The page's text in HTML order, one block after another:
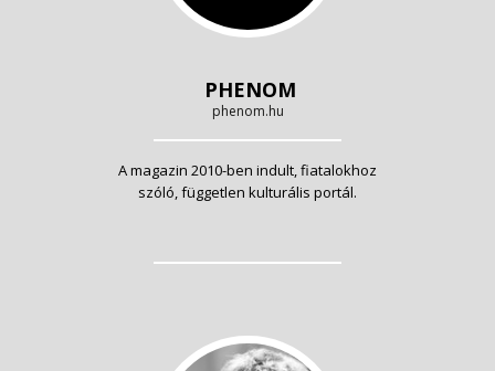
PHENOM
phenom.hu
A magazin 2010-ben indult, fiatalokhoz
szóló, független kulturális portál.